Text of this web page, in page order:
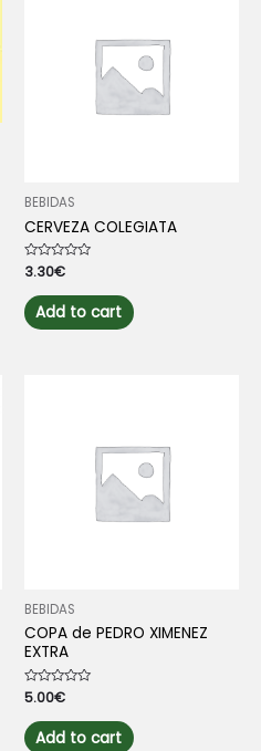
BEBIDAS
CERVEZA COLEGIATA
Rated
0
out
of
5
3.30€
Add to cart
BEBIDAS
COPA de PEDRO XIMENEZ
EXTRA
Rated
0
out
of
5
5.00€
Add to cart